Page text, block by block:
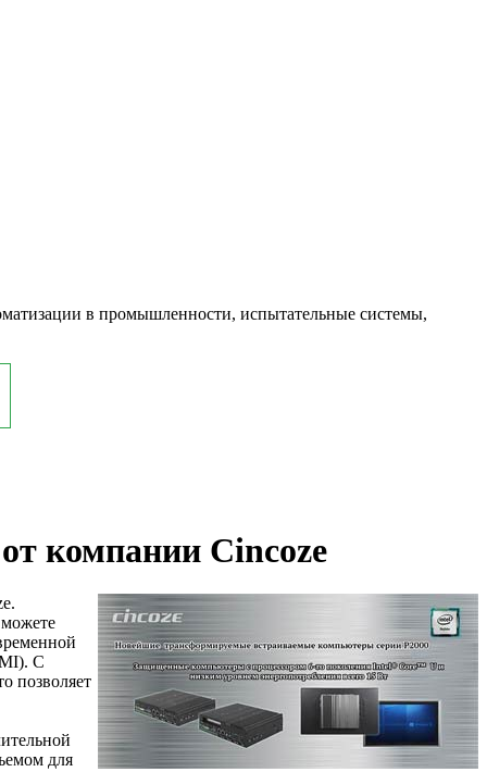
в промышленности, испытательные системы,
компании Cincoze
С
позволяет
для